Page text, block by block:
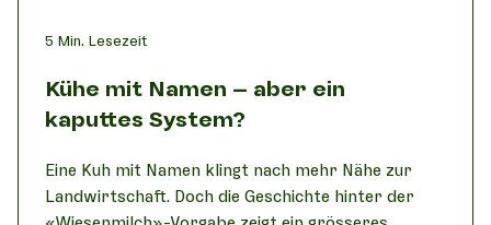
5 Min. Lesezeit
Kühe mit Namen – aber ein
kaputtes System?
Eine Kuh mit Namen klingt nach mehr Nähe zur
Landwirtschaft. Doch die Geschichte hinter der